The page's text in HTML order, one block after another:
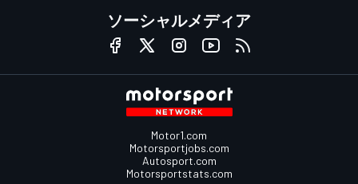
ソーシャルメディア
Motor1.com
Motorsportjobs.com
Autosport.com
Motorsportstats.com